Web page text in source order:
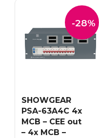
-28%
SHOWGEAR
PSA-63A4C 4x
MCB – CEE out
– 4x MCB –